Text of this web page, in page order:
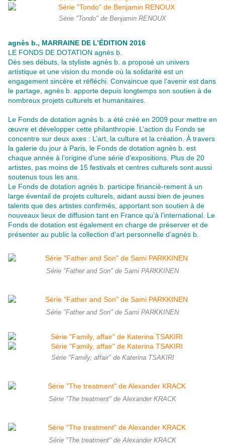
Série "Tondo" de Benjamin RENOUX
agnès b., MARRAINE DE L’ÉDITION 2016
LE FONDS DE DOTATION agnès b.
Dès ses débuts, la styliste agnès b. a proposé un univers
artistique et une vision du monde où la solidarité est un
engagement sincère et réfléchi. Convaincue que l’avenir est dans
le partage, agnès b. apporte depuis longtemps son soutien à de
nombreux projets culturels et humanitaires.
Le Fonds de dotation agnès b. a été créé en 2009 pour mettre en
œuvre et développer cette philanthropie. L’action du Fonds se
concentre sur deux axes : L’art, la culture et la création. À travers
la galerie du jour à Paris, le Fonds de dotation agnès b. est
chaque année à l’origine d’une série d’expositions. Plus de 20
artistes, pas moins de 15 festivals et centres culturels sont aussi
soutenus tous les ans.
Le Fonds de dotation agnès b. participe financiè-rement à un
large éventail de projets culturels, aidant aussi bien de jeunes
talents que des artistes confirmés, apportant son soutien à de
nouveaux lieux de diffusion tant en France qu’à l’international. Le
Fonds de dotation est également en charge de préserver et de
présenter au public la collection d’art personnelle d’agnès b.
Série "Father and Son" de Sami PARKKINEN
Série "Father and Son" de Sami PARKKINEN
Série "Family, affair" de Katerina TSAKIRI
Série "The treatment" de Alexander KRACK
Série "The treatment" de Alexander KRACK